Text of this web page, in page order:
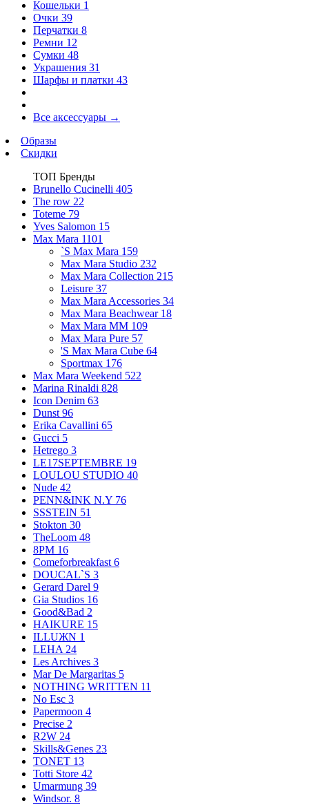
Кошельки 1
Очки 39
Перчатки 8
Ремни 12
Сумки 48
Украшения 31
Шарфы и платки 43
Все аксессуары →
Образы
Скидки
ТОП Бренды
Brunello Cucinelli 405
The row 22
Toteme 79
Yves Salomon 15
Max Mara 1101
`S Max Mara 159
Max Mara Studio 232
Max Mara Collection 215
Leisure 37
Max Mara Accessories 34
Max Mara Beachwear 18
Max Mara MM 109
Max Mara Pure 57
'S Max Mara Cube 64
Sportmax 176
Max Mara Weekend 522
Marina Rinaldi 828
Icon Denim 63
Dunst 96
Erika Cavallini 65
Gucci 5
Hetrego 3
LE17SEPTEMBRE 19
LOULOU STUDIO 40
Nude 42
PENN&INK N.Y 76
SSSTEIN 51
Stokton 30
TheLoom 48
8PM 16
Comeforbreakfast 6
DOUCAL`S 3
Gerard Darel 9
Gia Studios 16
Good&Bad 2
HAIKURE 15
ILLUЖN 1
LEHA 24
Les Archives 3
Mar De Margaritas 5
NOTHING WRITTEN 11
No Esc 3
Papermoon 4
Precise 2
R2W 24
Skills&Genes 23
TONET 13
Totti Store 42
Umarmung 39
Windsor. 8